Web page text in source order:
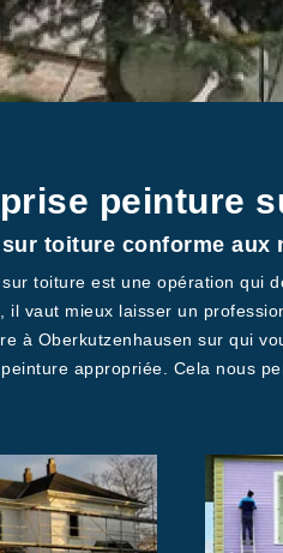
peinture
toiture conforme aux
toiture est une opération qui
il vaut mieux laisser un
à Oberkutzenhausen sur qui
appropriée. Cela nous